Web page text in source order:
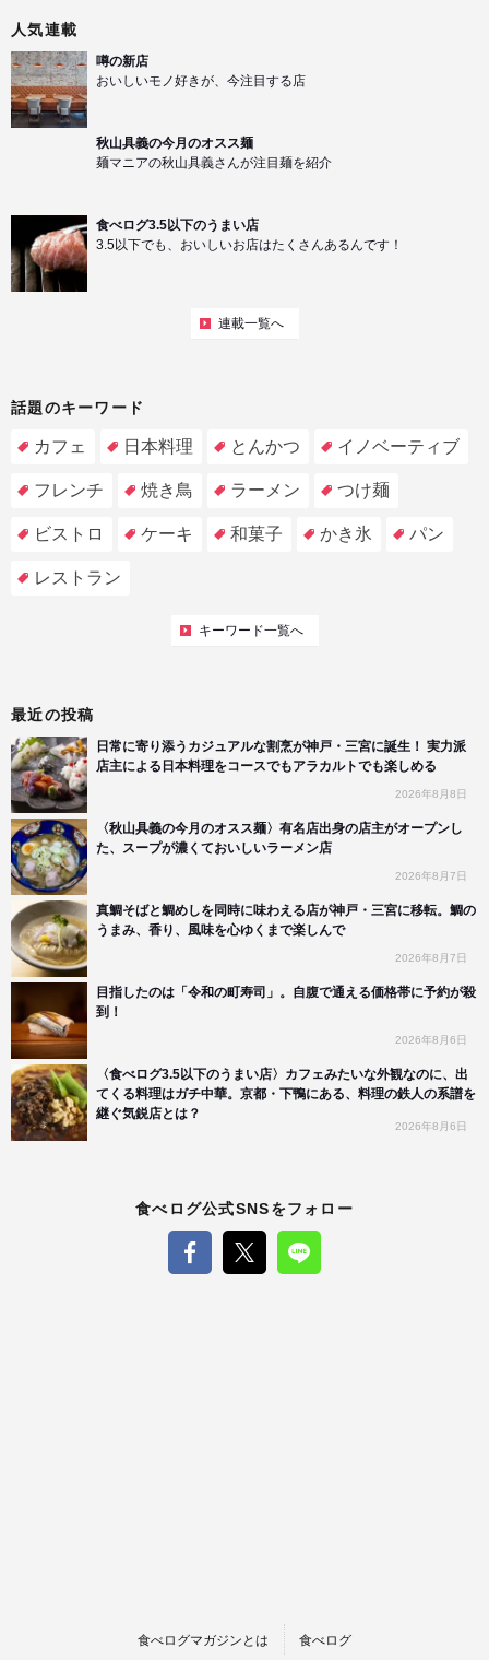
人気連載
噂の新店
おいしいモノ好きが、今注目する店
秋山具義の今月のオスス麺
麺マニアの秋山具義さんが注目麺を紹介
食べログ3.5以下のうまい店
3.5以下でも、おいしいお店はたくさんあるんです！
連載一覧へ
話題のキーワード
カフェ 日本料理 とんかつ イノベーティブ
フレンチ 焼き鳥 ラーメン つけ麺
ビストロ ケーキ 和菓子 かき氷 パン
レストラン
キーワード一覧へ
最近の投稿
日常に寄り添うカジュアルな割烹が神戸・三宮に誕生！ 実力派
店主による日本料理をコースでもアラカルトでも楽しめる
2026年8月8日
〈秋山具義の今月のオスス麺〉有名店出身の店主がオープンし
た、スープが濃くておいしいラーメン店
2026年8月7日
真鯛そばと鯛めしを同時に味わえる店が神戸・三宮に移転。鯛の
うまみ、香り、風味を心ゆくまで楽しんで
2026年8月7日
目指したのは「令和の町寿司」。自腹で通える価格帯に予約が殺
到！
2026年8月6日
〈食べログ3.5以下のうまい店〉カフェみたいな外観なのに、出
てくる料理はガチ中華。京都・下鴨にある、料理の鉄人の系譜を
継ぐ気鋭店とは？
2026年8月6日
食べログ公式SNSをフォロー
食べログマガジンとは 食べログ